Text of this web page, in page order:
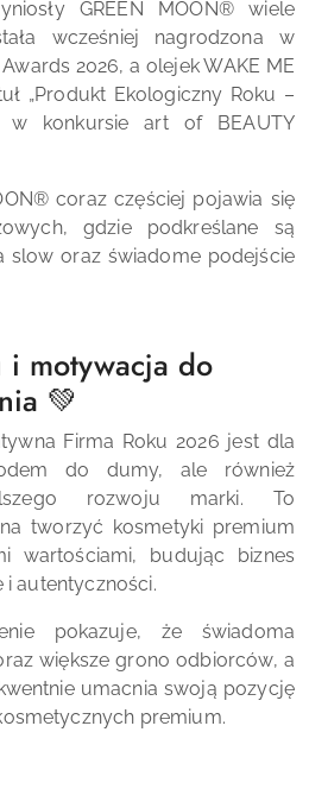
GREEN MOON® wiele
wcześniej nagrodzona w
2026, a olejek WAKE ME
„Produkt Ekologiczny Roku –
w konkursie art of BEAUTY
coraz częściej pojawia się
gdzie podkreślane są
slow oraz świadome podejście
i motywacja do
💚
Firma Roku 2026 jest dla
do dumy, ale również
rozwoju marki. To
tworzyć kosmetyki premium
wartościami, budując biznes
autentyczności.
pokazuje, że świadoma
większe grono odbiorców, a
umacnia swoją pozycję
premium.